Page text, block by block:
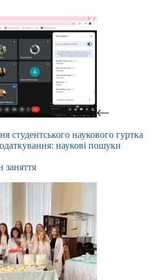
студентського наукового гуртка
наукові пошуки